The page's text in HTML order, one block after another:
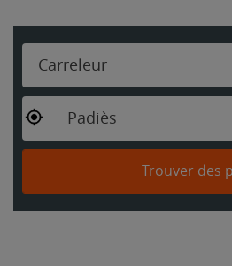
Carreleur
Padiès
Trouver des